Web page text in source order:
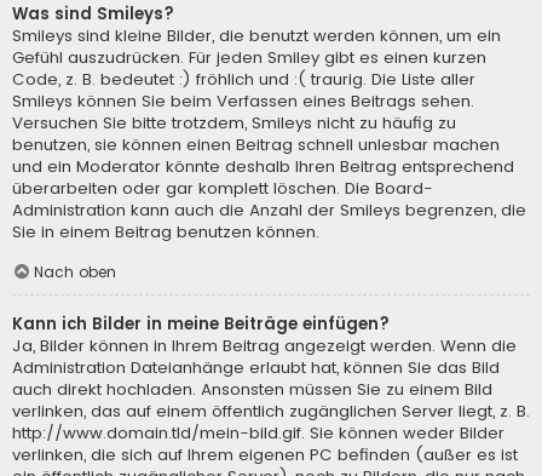
Was sind Smileys?
Smileys sind kleine Bilder, die benutzt werden können, um ein
Gefühl auszudrücken. Für jeden Smiley gibt es einen kurzen
Code, z. B. bedeutet :) fröhlich und :( traurig. Die Liste aller
Smileys können Sie beim Verfassen eines Beitrags sehen.
Versuchen Sie bitte trotzdem, Smileys nicht zu häufig zu
benutzen, sie können einen Beitrag schnell unlesbar machen
und ein Moderator könnte deshalb Ihren Beitrag entsprechend
überarbeiten oder gar komplett löschen. Die Board-
Administration kann auch die Anzahl der Smileys begrenzen, die
Sie in einem Beitrag benutzen können.
Nach oben
Kann ich Bilder in meine Beiträge einfügen?
Ja, Bilder können in Ihrem Beitrag angezeigt werden. Wenn die
Administration Dateianhänge erlaubt hat, können Sie das Bild
auch direkt hochladen. Ansonsten müssen Sie zu einem Bild
verlinken, das auf einem öffentlich zugänglichen Server liegt, z. B.
http://www.domain.tld/mein-bild.gif. Sie können weder Bilder
verlinken, die sich auf Ihrem eigenen PC befinden (außer es ist